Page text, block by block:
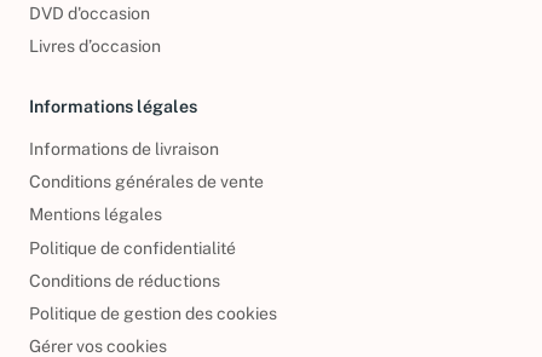
DVD d'occasion
Livres d’occasion
Informations légales
Informations de livraison
Conditions générales de vente
Mentions légales
Politique de confidentialité
Conditions de réductions
Politique de gestion des cookies
Gérer vos cookies